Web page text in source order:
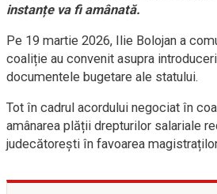
instanțe va fi amânată.
Pe 19 martie 2026, Ilie Bolojan a
coaliție au convenit asupra
documentele bugetare ale statului.
Tot în cadrul acordului negociat în
amânarea plății drepturilor salariale
judecătorești în favoarea